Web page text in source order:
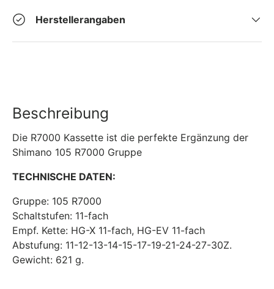
Herstellerangaben
Beschreibung
Die R7000 Kassette ist die perfekte Ergänzung der
Shimano 105 R7000 Gruppe
TECHNISCHE DATEN:
Gruppe: 105 R7000
Schaltstufen: 11-fach
Empf. Kette: HG-X 11-fach, HG-EV 11-fach
Abstufung: 11-12-13-14-15-17-19-21-24-27-30Z.
Gewicht: 621 g.